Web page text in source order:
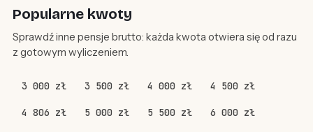
Popularne kwoty
Sprawdź inne pensje brutto: każda kwota otwiera się od razu
z gotowym wyliczeniem.
3 000 zł 3 500 zł 4 000 zł 4 500 zł
4 806 zł 5 000 zł 5 500 zł 6 000 zł